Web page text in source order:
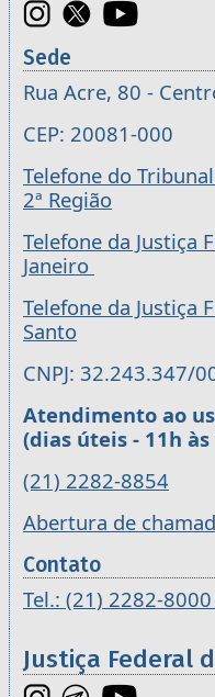
Sede
Rua Acre, 80 -
CEP: 20081-000
Telefone do
2ª Região
Telefone da Justiça
Janeiro
Telefone da Justiça
Santo
CNPJ: 32.243.347/
Atendimento ao
(dias úteis - 11h às
(21) 2282-8854
Abertura de
Contato
Tel.: (21) 2282-
Justiça Federal